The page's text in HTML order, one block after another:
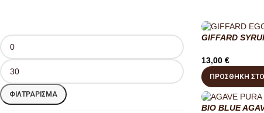
ΦΙΛΤΡΆΡΙΣΜΑ
GIFFARD
13,00 €
ΠΡΟΣΘΉΚΗ
BIO BLUE